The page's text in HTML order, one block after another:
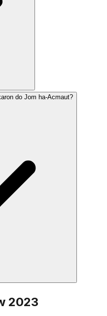
do Jom ha-Acmaut?
na Górze
Płomienie
2023